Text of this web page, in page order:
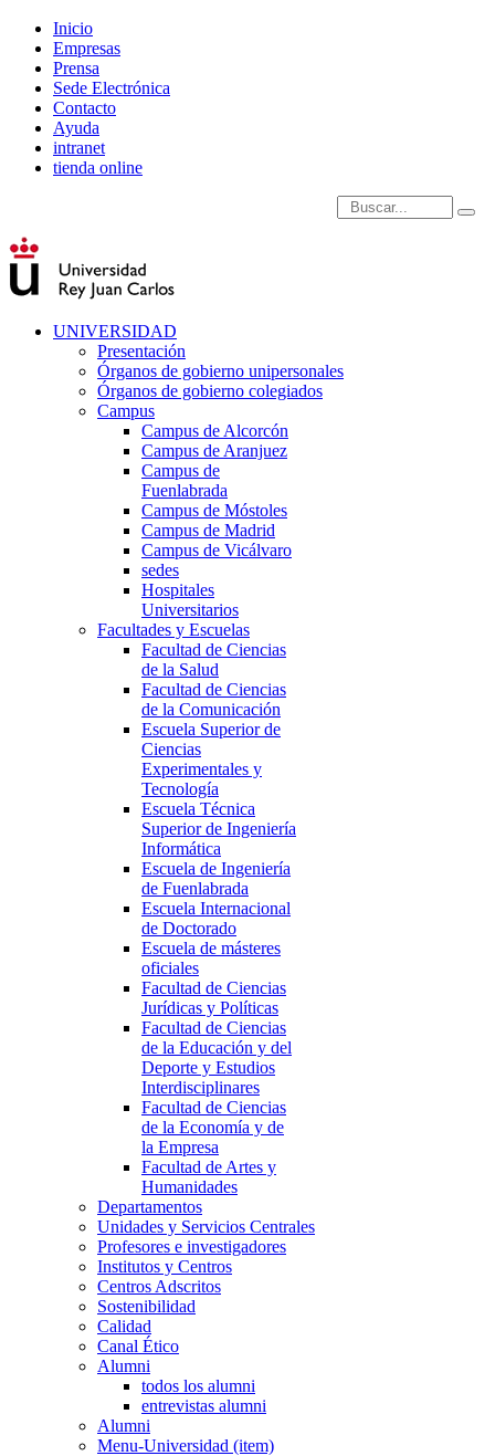
Inicio
Empresas
Prensa
Sede Electrónica
Contacto
Ayuda
intranet
tienda online
Introduce términos de
UNIVERSIDAD
Presentación
Órganos de gobierno unipersonales
Órganos de gobierno colegiados
Campus
Campus de Alcorcón
Campus de Aranjuez
Campus de
Fuenlabrada
Campus de Móstoles
Campus de Madrid
Campus de Vicálvaro
sedes
Hospitales
Universitarios
Facultades y Escuelas
Facultad de Ciencias
de la Salud
Facultad de Ciencias
de la Comunicación
Escuela Superior de
Ciencias
Experimentales y
Tecnología
Escuela Técnica
Superior de Ingeniería
Informática
Escuela de Ingeniería
de Fuenlabrada
Escuela Internacional
de Doctorado
Escuela de másteres
oficiales
Facultad de Ciencias
Jurídicas y Políticas
Facultad de Ciencias
de la Educación y del
Deporte y Estudios
Interdisciplinares
Facultad de Ciencias
de la Economía y de
la Empresa
Facultad de Artes y
Humanidades
Departamentos
Unidades y Servicios Centrales
Profesores e investigadores
Institutos y Centros
Centros Adscritos
Sostenibilidad
Calidad
Canal Ético
Alumni
todos los alumni
entrevistas alumni
Alumni
Menu-Universidad (item)